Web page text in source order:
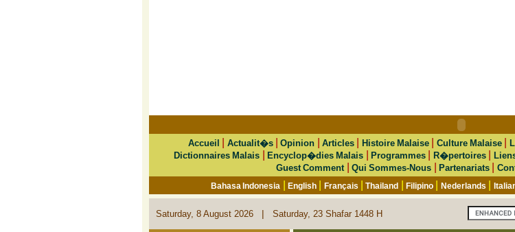
Accueil Actualit�s|Opinion Articles| Histoire Malaise| Culture Malaise
Dictionnaires Malais |Encyclop�dies Malais |Programmes R�pertoires|
Guest Comment
Qui Sommes-Nous Partenariats
Bahasa Indonesia |English Français |Thailand |Filipino Nederlands
Saturday, 8 August 2026 | Saturday, 23 Shafar 1448 H